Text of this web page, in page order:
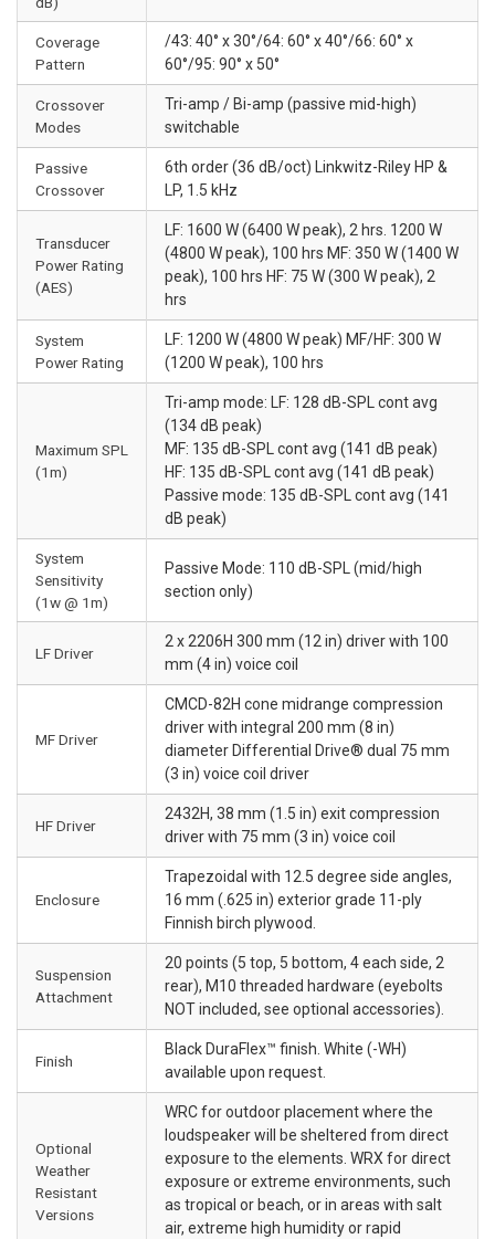
Coverage
Pattern
/43: 40° x 30°/64: 60° x 40°/66: 60° x
60°/95: 90° x 50°
Crossover
Modes
Tri-amp / Bi-amp (passive mid-high)
switchable
Passive
Crossover
6th order (36 dB/oct) Linkwitz-Riley HP &
LP, 1.5 kHz
Transducer
Power Rating
(AES)
LF: 1600 W (6400 W peak), 2 hrs. 1200 W
(4800 W peak), 100 hrs MF: 350 W (1400 W
peak), 100 hrs HF: 75 W (300 W peak), 2
hrs
System
Power Rating
LF: 1200 W (4800 W peak) MF/HF: 300 W
(1200 W peak), 100 hrs
Maximum SPL
(1m)
Tri-amp mode: LF: 128 dB-SPL cont avg
(134 dB peak)
MF: 135 dB-SPL cont avg (141 dB peak)
HF: 135 dB-SPL cont avg (141 dB peak)
Passive mode: 135 dB-SPL cont avg (141
dB peak)
System
Sensitivity
(1w @ 1m)
Passive Mode: 110 dB-SPL (mid/high
section only)
LF Driver
2 x 2206H 300 mm (12 in) driver with 100
mm (4 in) voice coil
MF Driver
CMCD-82H cone midrange compression
driver with integral 200 mm (8 in)
diameter Differential Drive® dual 75 mm
(3 in) voice coil driver
HF Driver
2432H, 38 mm (1.5 in) exit compression
driver with 75 mm (3 in) voice coil
Enclosure
Trapezoidal with 12.5 degree side angles,
16 mm (.625 in) exterior grade 11-ply
Finnish birch plywood.
Suspension
Attachment
20 points (5 top, 5 bottom, 4 each side, 2
rear), M10 threaded hardware (eyebolts
NOT included, see optional accessories).
Finish
Black DuraFlex™ finish. White (-WH)
available upon request.
Optional
Weather
Resistant
Versions
WRC for outdoor placement where the
loudspeaker will be sheltered from direct
exposure to the elements. WRX for direct
exposure or extreme environments, such
as tropical or beach, or in areas with salt
air, extreme high humidity or rapid